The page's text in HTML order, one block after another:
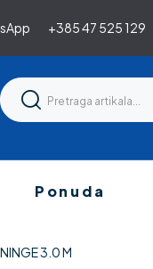
+385 47 525 129
Ponuda
3.0 M